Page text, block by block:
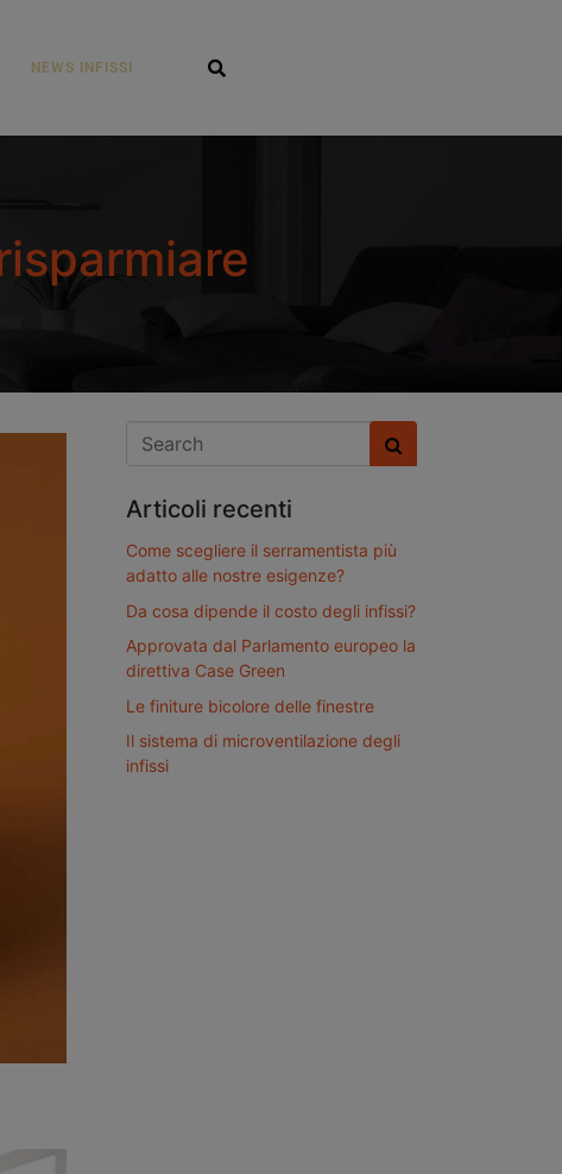
NEWS INFISSI
Articoli recenti
Come scegliere il serramentista più
adatto alle nostre esigenze?
Da cosa dipende il costo degli infissi?
Approvata dal Parlamento europeo la
direttiva Case Green
Le finiture bicolore delle finestre
Il sistema di microventilazione degli
infissi